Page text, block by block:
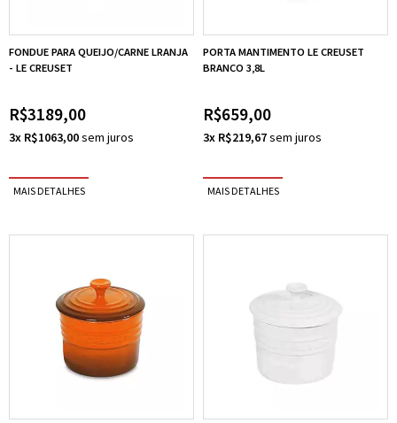
FONDUE PARA QUEIJO/CARNE LRANJA
- LE CREUSET
R$3189,00
3x R$1063,00
PORTA MANTIMENTO LE CREUSET
BRANCO 3,8L
R$659,00
3x R$219,67